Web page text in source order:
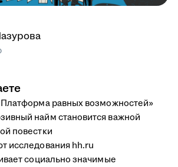
равных возможностей»
найм становится важной
повестки
исследования hh.ru
социально значимые